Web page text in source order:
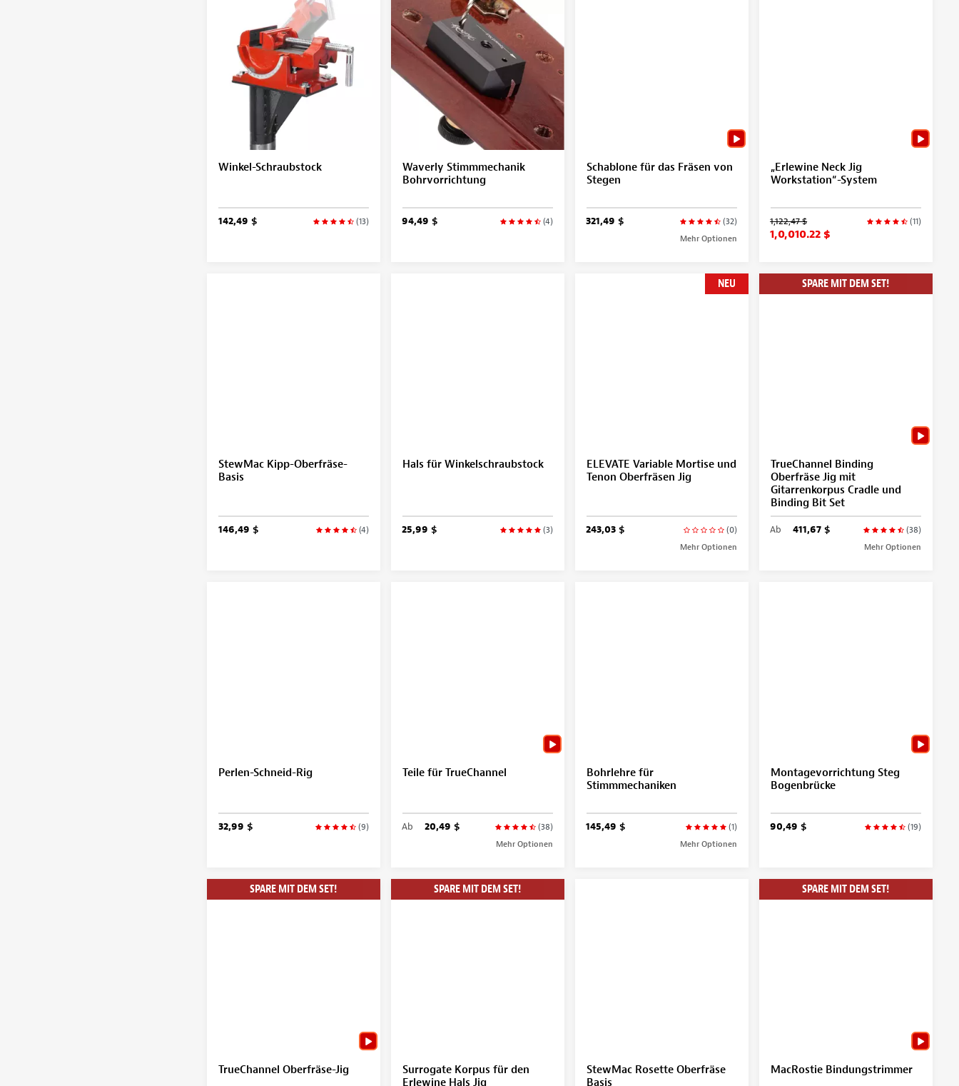
Winkel-Schraubstock
(13)
142,49 $
Waverly Stimmmechanik
Bohrvorrichtung
(4)
94,49 $
Schablone für das Fräsen von
Stegen
(32)
321,49 $
Mehr Optionen
„Erlewine Neck Jig
Workstation“-System
(11)
1,122,47 $
1,0,010.22 $
StewMac Kipp-Oberfräse-
Basis
(4)
146,49 $
Hals für Winkelschraubstock
(3)
25,99 $
NEU
ELEVATE Variable Mortise und
Tenon Oberfräsen Jig
(0)
243,03 $
Mehr Optionen
SPARE MIT DEM SET!
TrueChannel Binding
Oberfräse Jig mit
Gitarrenkorpus Cradle und
Binding Bit Set
(38)
Ab 411,67 $
Mehr Optionen
Perlen-Schneid-Rig
(9)
32,99 $
Teile für TrueChannel
(38)
Ab 20,49 $
Mehr Optionen
Bohrlehre für
Stimmmechaniken
(1)
145,49 $
Mehr Optionen
Montagevorrichtung Steg
Bogenbrücke
(19)
90,49 $
SPARE MIT DEM SET!
TrueChannel Oberfräse-Jig
SPARE MIT DEM SET!
Surrogate Korpus für den
Erlewine Hals Jig
StewMac Rosette Oberfräse
Basis
SPARE MIT DEM SET!
MacRostie Bindungstrimmer